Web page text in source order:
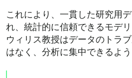
これにより、一貫した研究用
れ、統計的に信頼できるモデリ
ウィリス教授はデータのトラ
はなく、分析に集中できるよう